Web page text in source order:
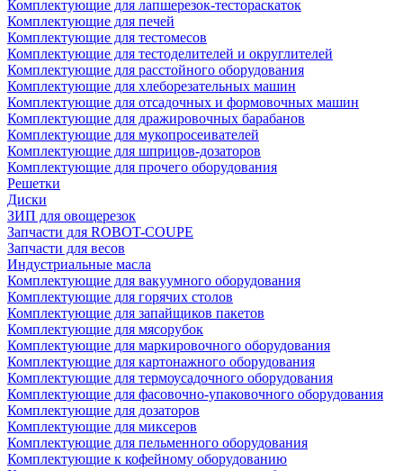
Комплектующие для лапшерезок-тестораскаток
Комплектующие для печей
Комплектующие для тестомесов
Комплектующие для тестоделителей и округлителей
Комплектующие для расстойного оборудования
Комплектующие для хлеборезательных машин
Комплектующие для отсадочных и формовочных машин
Комплектующие для дражировочных барабанов
Комплектующие для мукопросеивателей
Комплектующие для шприцов-дозаторов
Комплектующие для прочего оборудования
Решетки
Диски
ЗИП для овощерезок
Запчасти для ROBOT-COUPE
Запчасти для весов
Индустриальные масла
Комплектующие для вакуумного оборудования
Комплектующие для горячих столов
Комплектующие для запайщиков пакетов
Комплектующие для мясорубок
Комплектующие для маркировочного оборудования
Комплектующие для картонажного оборудования
Комплектующие для термоусадочного оборудования
Комплектующие для фасовочно-упаковочного оборудования
Комплектующие для дозаторов
Комплектующие для миксеров
Комплектующие для пельменного оборудования
Комплектующие к кофейному оборудованию